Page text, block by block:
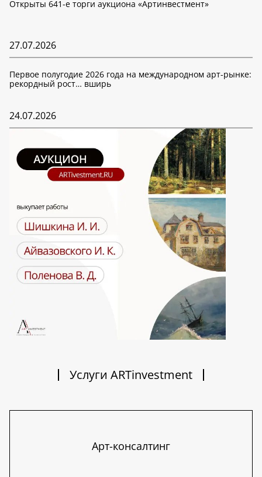
Открыты 641-е торги аукциона «Артинвестмент»
27.07.2026
Первое полугодие 2026 года на международном арт-рынке:
рекордный рост… вширь
24.07.2026
Услуги ARTinvestment
Арт-консалтинг